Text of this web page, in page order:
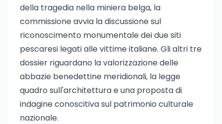
della tragedia nella miniera belga, la
commissione avvia la discussione sul
riconoscimento monumentale dei due siti
pescaresi legati alle vittime italiane. Gli altri tre
dossier riguardano la valorizzazione delle
abbazie benedettine meridionali, la legge
quadro sull'architettura e una proposta di
indagine conoscitiva sul patrimonio culturale
nazionale.